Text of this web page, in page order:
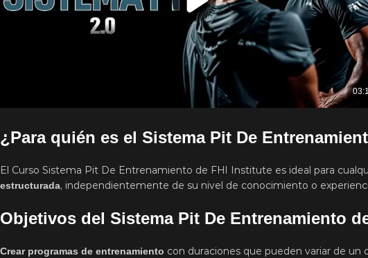
¿Para quién es el Sistema Pit De
El Curso Sistema Pit De Entrenamiento de FHI Institute es ideal para
estructurada, independientemente de su nivel de conocimiento o
Objetivos del Sistema Pit De Entrenamiento
Crear programas de entrenamiento con duraciones que pueden variar de un